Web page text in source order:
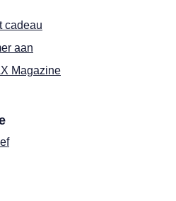
cadeau
aan
Magazine